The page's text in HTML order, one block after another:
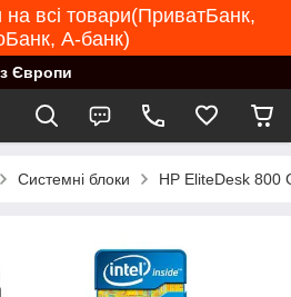
всі товари(ПриватБанк,
А-банк)
Європи
Системні блоки HP EliteDesk 800